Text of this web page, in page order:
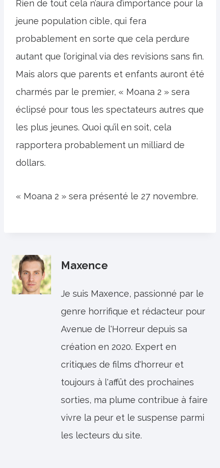
Rien de tout cela n’aura d’importance pour la
jeune population cible, qui fera
probablement en sorte que cela perdure
autant que l’original via des revisions sans fin.
Mais alors que parents et enfants auront été
charmés par le premier, « Moana 2 » sera
éclipsé pour tous les spectateurs autres que
les plus jeunes. Quoi qu’il en soit, cela
rapportera probablement un milliard de
dollars.
« Moana 2 » sera présenté le 27 novembre.
Maxence
Je suis Maxence, passionné par le
genre horrifique et rédacteur pour
Avenue de l'Horreur depuis sa
création en 2020. Expert en
critiques de films d'horreur et
toujours à l'affût des prochaines
sorties, ma plume contribue à faire
vivre la peur et le suspense parmi
les lecteurs du site.